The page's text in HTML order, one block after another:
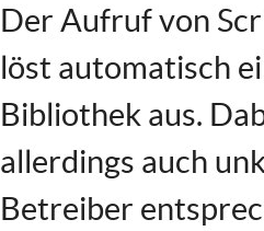
Der Aufruf von
löst automatisch
Bibliothek aus.
allerdings auch
Betreiber